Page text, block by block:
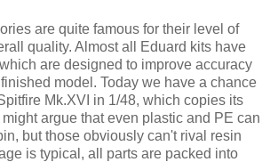
are quite famous for their level of
quality. Almost all Eduard kits have
are designed to improve accuracy
model. Today we have a chance
Mk.XVI in 1/48, which copies its
argue that even plastic and PE can
but those obviously can't rival resin
is typical, all parts are packed into